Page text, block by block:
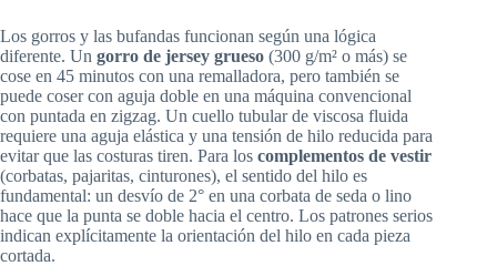
Los gorros y las bufandas funcionan según una lógica
diferente. Un gorro de jersey grueso (300 g/m² o más) se
cose en 45 minutos con una remalladora, pero también se
puede coser con aguja doble en una máquina convencional
con puntada en zigzag. Un cuello tubular de viscosa fluida
requiere una aguja elástica y una tensión de hilo reducida para
evitar que las costuras tiren. Para los complementos de vestir
(corbatas, pajaritas, cinturones), el sentido del hilo es
fundamental: un desvío de 2° en una corbata de seda o lino
hace que la punta se doble hacia el centro. Los patrones serios
indican explícitamente la orientación del hilo en cada pieza
cortada.